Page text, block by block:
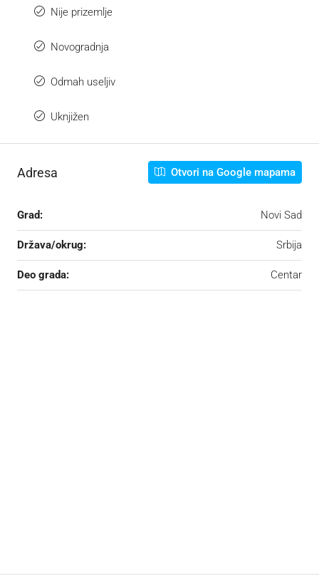
Nije prizemlje
Novogradnja
Odmah useljiv
Uknjižen
Adresa Otvori na Google mapama
Grad: Novi Sad
Država/okrug: Srbija
Deo grada: Centar